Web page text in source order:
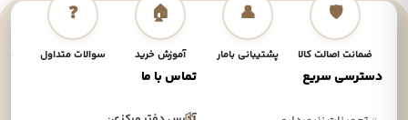
🛡️
ضمانت اصالت کالا
👤
پشتیبانی بامار
🏠
آموزش خرید
❓
سوالات متداول
دسترسی سریع تماس با ما